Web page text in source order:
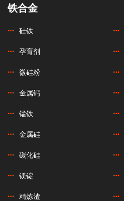
铁合金
硅铁
孕育剂
微硅粉
金属钙
锰铁
金属硅
碳化硅
镁锭
精炼渣